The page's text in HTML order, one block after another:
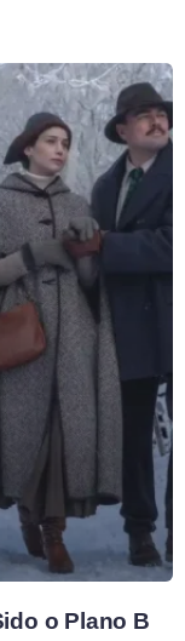
o Plano B